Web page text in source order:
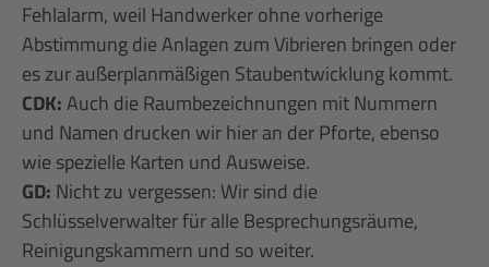
Fehlalarm, weil Handwerker ohne vorherige
Abstimmung die Anlagen zum Vibrieren bringen oder
es zur außerplanmäßigen Staubentwicklung kommt.
CDK:Auch die Raumbezeichnungen mit Nummern
und Namen drucken wir hier an der Pforte, ebenso
wie spezielle Karten und Ausweise.
GD: Nicht zu vergessen: Wir sind die
Schlüsselverwalter für alle Besprechungsräume,
Reinigungskammern und so weiter.